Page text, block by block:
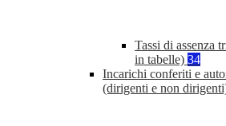
Tassi di assenza
in tabelle) 34
Incarichi conferiti e
(dirigenti e non